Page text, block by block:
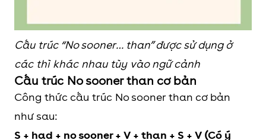
Cấu trúc “No sooner… than” được sử dụng ở
các thì khác nhau tùy vào ngữ cảnh
Cấu trúc No sooner than cơ bản
Công thức cấu trúc No sooner than cơ bản
như sau:
S + had + no sooner + V + than + S + V (Có ý